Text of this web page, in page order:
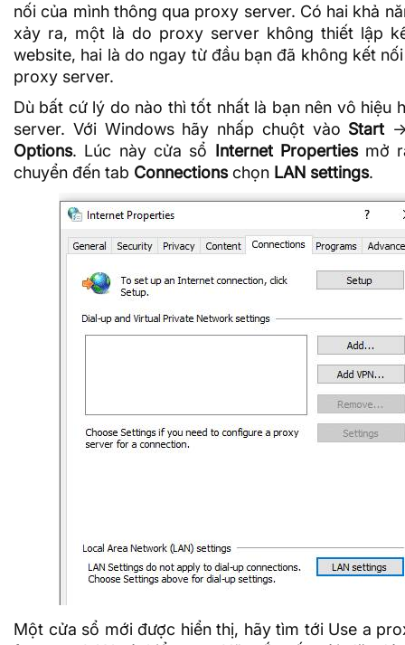
nối của mình thông qua proxy server. Có hai khả
xảy ra, một là do proxy server không thiết lập
website, hai là do ngay từ đầu bạn đã không kết
proxy server.
Dù bất cứ lý do nào thì tốt nhất là bạn nên vô hiệu
server. Với Windows hãy nhấp chuột vào Start
Options. Lúc này cửa sổ Internet Propertiesmở
chuyển đến tab Connectionschọn LAN settings.
Một cửa sổ mới được hiển thị, hãy tìm tới Use a